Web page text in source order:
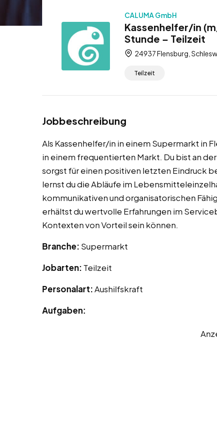
CALUMA GmbH
Kassenhelfer/in
Stunde – Teilzeit
24937 Flensburg,
Teilzeit
Jobbeschreibung
Als Kassenhelfer/in in einem Supermarkt in
in einem frequentierten Markt. Du bist an
sorgst für einen positiven letzten Eindruck
lernst du die Abläufe im
kommunikativen und organisatorischen
erhältst du wertvolle Erfahrungen im
Kontexten von Vorteil sein können.
Branche: Supermarkt
Jobarten: Teilzeit
Personalart:Aushilfskraft
Aufgaben: